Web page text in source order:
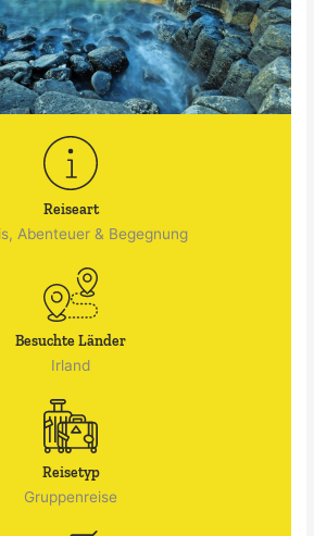
Reiseart
Abenteuer & Begegnung
Besuchte Länder
Irland
Reisetyp
Gruppenreise